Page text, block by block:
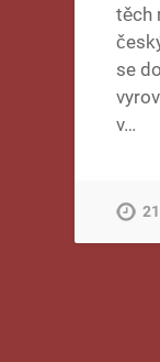
těch
se
v…